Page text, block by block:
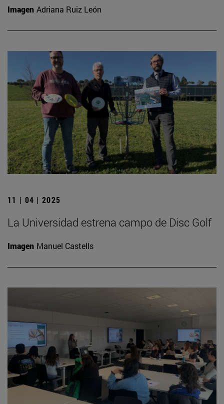
Imagen Adriana Ruiz León
11 | 04 | 2025
La Universidad estrena campo de Disc Golf
Imagen Manuel Castells